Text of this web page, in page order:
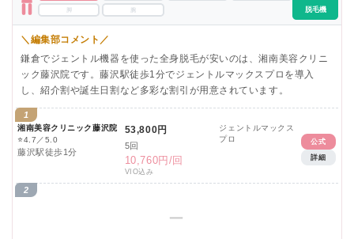
脚
脱毛機
＼編集部コメント／
鎌倉でジェントル機器を使った全身脱毛が安いのは、湘南美容クリニ
ック藤沢院です。藤沢駅徒歩1分でジェントルマックスプロを導入
し、紹介割や誕生日割など多彩な割引が用意されています。
1
湘南美容クリニック藤沢院
⭐4.7／5.0
藤沢駅徒歩1分
53,800円
5回
10,760円/回
VIO込み
ジェントルマックス
プロ
公式
詳細
2
ー